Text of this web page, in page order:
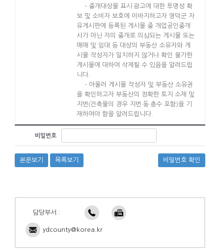
– 중개대상물 표시·광고에 대한 투명성 확
보 및 소비자 보호에 이바지하고자 영덕군 자
유게시판에 등록된 게시물 중 개업공인중개
사가 아닌 자의 중개로 의심되는 게시물 또는
매매 및 임대 등 대상의 부동산 소유자와 게
시물 작성자가 일치하지 않거나 확인 불가한
게시물에 대하여 삭제될 수 있음을 알려드립
니다.
– 아울러 게시물 작성자 및 부동산 소유권
을 확인하고자 부동산의 정확한 토지 소재 및
지번(건축물의 경우 지번·동·층수 포함)을 기
재하여야 함을 알려드립니다.
비밀번호
본문보기 목록보기 비밀번호 확인
담당부서 :
ydcounty@korea.kr